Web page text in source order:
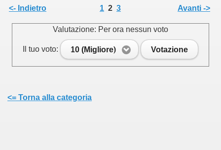
<- Indietro 1 2 3 Avanti ->
Valutazione: Per ora nessun voto
Il tuo voto: 10 (Migliore) Votazione
<= Torna alla categoria